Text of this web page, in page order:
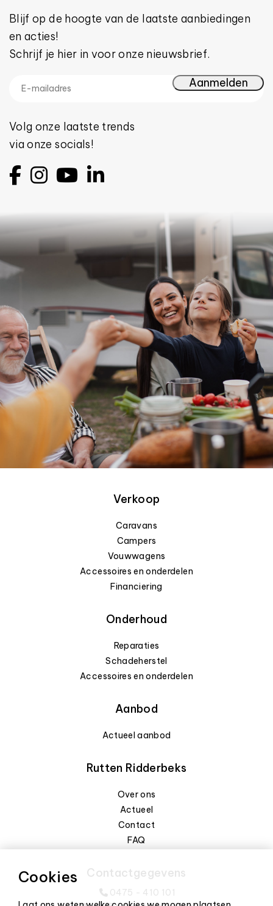
Cookies
Blijf op de hoogte van de laatste aanbiedingen
en acties!
Schrijf je hier in voor onze nieuwsbrief.
Volg onze laatste trends
via onze socials!
Verkoop
Caravans
Campers
Vouwwagens
Accessoires en onderdelen
Financiering
Onderhoud
Reparaties
Schadeherstel
Accessoires en onderdelen
Aanbod
Actueel aanbod
Rutten Ridderbeks
Over ons
Actueel
Contact
FAQ
Contactgegevens
0475 - 410 101